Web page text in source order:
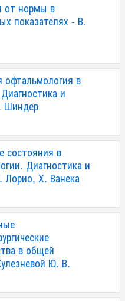
от нормы в
показателях - В.
офтальмология в
и
Шиндер
состояния в
Диагностика и
Лорио, Х. Ванека
в общей
Ю. В.